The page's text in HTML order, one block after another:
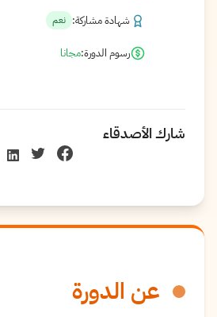
عن الدورة
شهادة مشاركة: نعم
رسوم الدورة:مجانا
شارك الأصدقاء